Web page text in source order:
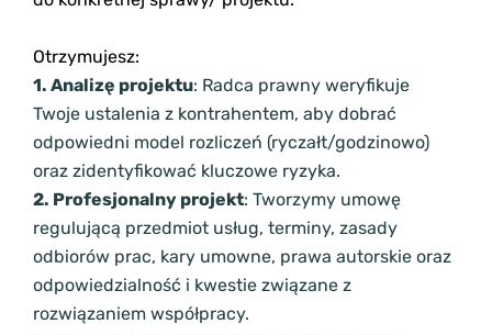
Otrzymujesz:
1. Analizę projektu: Radca prawny weryfikuje
Twoje ustalenia z kontrahentem, aby dobrać
odpowiedni model rozliczeń (ryczałt/godzinowo)
oraz zidentyfikować kluczowe ryzyka.
2. Profesjonalny projekt: Tworzymy umowę
regulującą przedmiot usług, terminy, zasady
odbiorów prac, kary umowne, prawa autorskie oraz
odpowiedzialność i kwestie związane z
rozwiązaniem współpracy.